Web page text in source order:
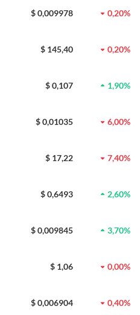
$ 0,009978 0,20%
$ 145,40 0,20%
$ 0,107 1,90%
$ 0,01035 6,00%
$ 17,22 7,40%
$ 0,6493 2,60%
$ 0,009845 3,70%
$ 1,06 0,00%
$ 0,006904 0,40%